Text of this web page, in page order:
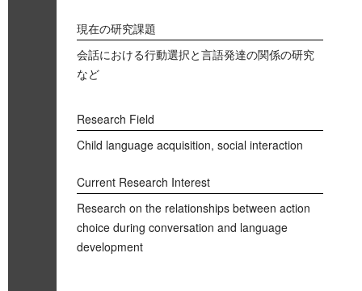
現在の研究課題
会話における行動選択と言語発達の関係の研究
など
Research Field
Child language acquisition, social interaction
Current Research Interest
Research on the relationships between action
choice during conversation and language
development